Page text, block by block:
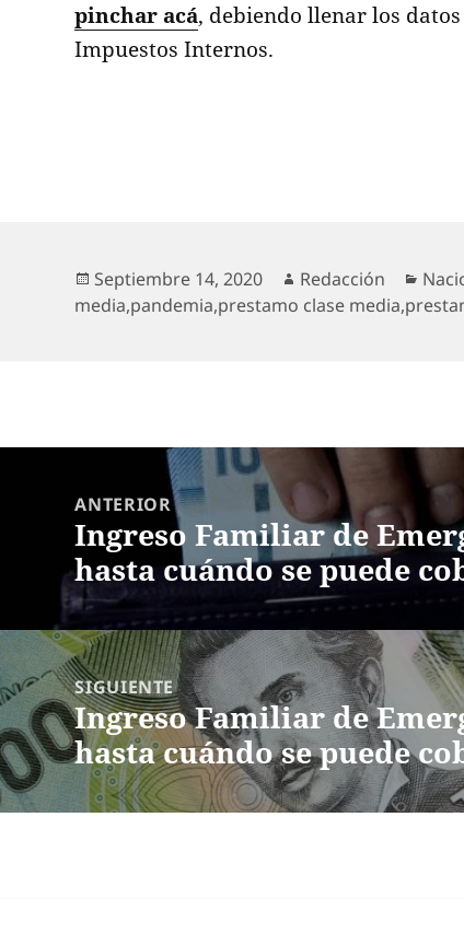
pinchar acá, debiendo llenar los
Impuestos Internos.
Publicado
el
Septiembre 14, 2020 Autor
Redacción
media,pandemia,prestamo clase media,
entradas
ANTERIOR
Entrada
anterior:
Ingreso Familiar de
hasta cuándo se puede
SIGUIENTE
Entrada
siguiente:
Ingreso Familiar de
hasta cuándo se puede